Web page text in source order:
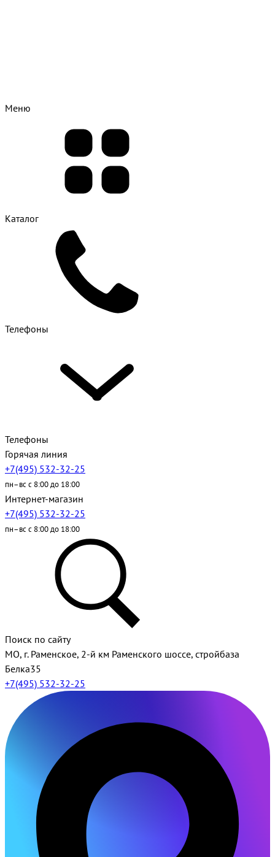
Меню
Каталог
Телефоны
Телефоны
Горячая линия
+7(495) 532-32-25
пн–вс с 8:00 до 18:00
Интернет-магазин
+7(495) 532-32-25
пн–вс с 8:00 до 18:00
Поиск по сайту
МО, г. Раменское, 2-й км Раменского шоссе, стройбаза
Белка35
+7(495) 532-32-25